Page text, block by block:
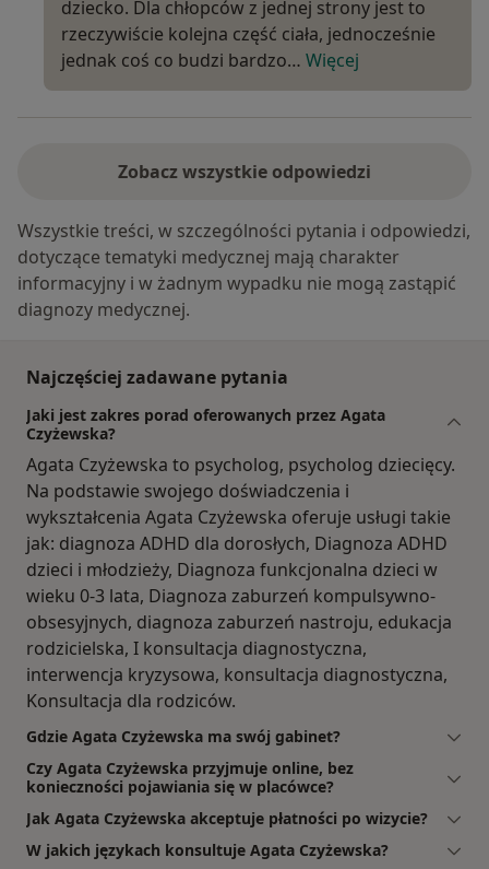
dziecko. Dla chłopców z jednej strony jest to
rzeczywiście kolejna część ciała, jednocześnie
jednak coś co budzi bardzo… Więcej
Zobacz wszystkie odpowiedzi
Wszystkie treści, w szczególności pytania i odpowiedzi,
dotyczące tematyki medycznej mają charakter
informacyjny i w żadnym wypadku nie mogą zastąpić
diagnozy medycznej.
Najczęściej zadawane pytania
Jaki jest zakres porad oferowanych przez Agata
Czyżewska?
Agata Czyżewska to psycholog, psycholog dziecięcy.
Na podstawie swojego doświadczenia i
wykształcenia Agata Czyżewska oferuje usługi takie
jak: diagnoza ADHD dla dorosłych, Diagnoza ADHD
dzieci i młodzieży, Diagnoza funkcjonalna dzieci w
wieku 0-3 lata, Diagnoza zaburzeń kompulsywno-
obsesyjnych, diagnoza zaburzeń nastroju, edukacja
rodzicielska, I konsultacja diagnostyczna,
interwencja kryzysowa, konsultacja diagnostyczna,
Konsultacja dla rodziców.
Gdzie Agata Czyżewska ma swój gabinet?
Czy Agata Czyżewska przyjmuje online, bez
konieczności pojawiania się w placówce?
Jak Agata Czyżewska akceptuje płatności po wizycie?
W jakich językach konsultuje Agata Czyżewska?